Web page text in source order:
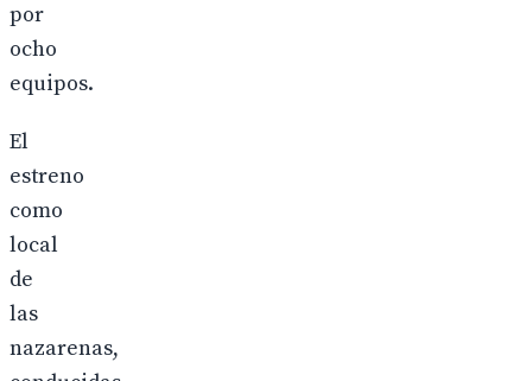
por
ocho
equipos.
El
estreno
como
local
de
las
nazarenas,